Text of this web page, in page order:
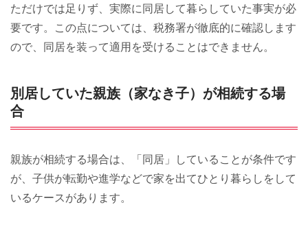
ただけでは足りず、実際に同居して暮らしていた事実が必
要です。この点については、税務署が徹底的に確認します
ので、同居を装って適用を受けることはできません。
別居していた親族（家なき子）が相続する場
合
親族が相続する場合は、「同居」していることが条件です
が、子供が転勤や進学などで家を出てひとり暮らしをして
いるケースがあります。